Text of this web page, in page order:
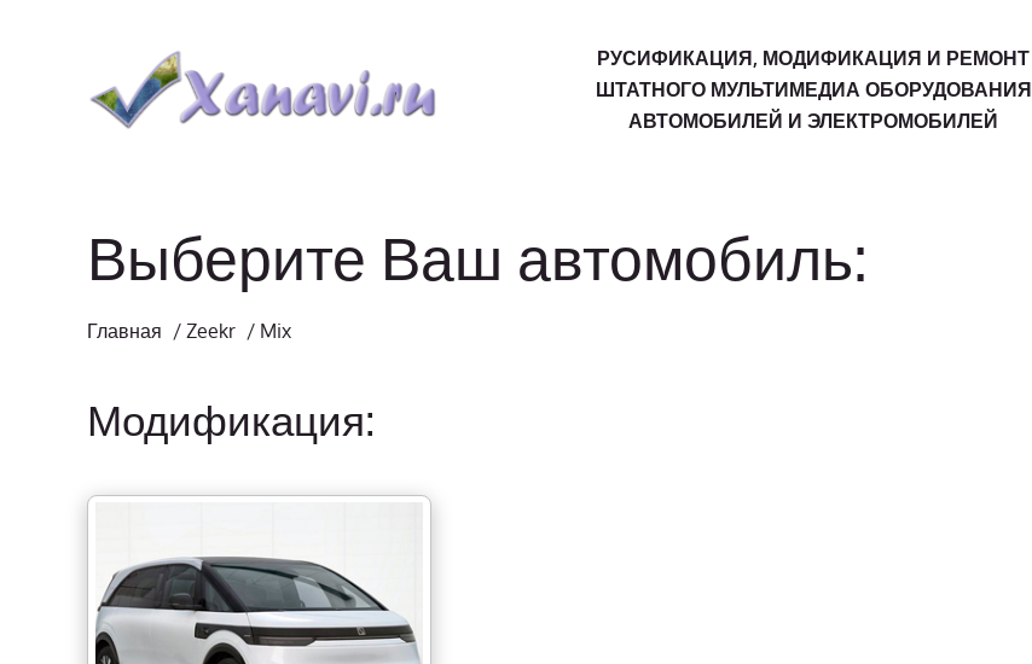
РУСИФИКАЦИЯ, МОДИФИКАЦИЯ И РЕМОНТ
ШТАТНОГО МУЛЬТИМЕДИА ОБОРУДОВАНИЯ
АВТОМОБИЛЕЙ И ЭЛЕКТРОМОБИЛЕЙ
Выберите Ваш автомобиль:
Главная / Zeekr / Mix
Модификация: